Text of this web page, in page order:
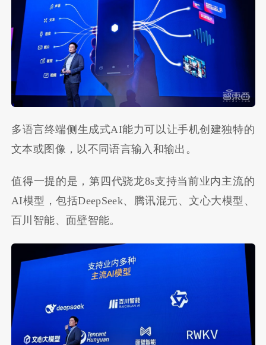
多语言终端侧生成式AI能力可以让手机创建独特的
文本或图像，以不同语言输入和输出。
值得一提的是，第四代骁龙8s支持当前业内主流的
AI模型，包括DeepSeek、腾讯混元、文心大模型、
百川智能、面壁智能。